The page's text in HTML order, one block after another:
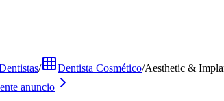
/ Dentista Cosmético/Aesthetic &
anuncio